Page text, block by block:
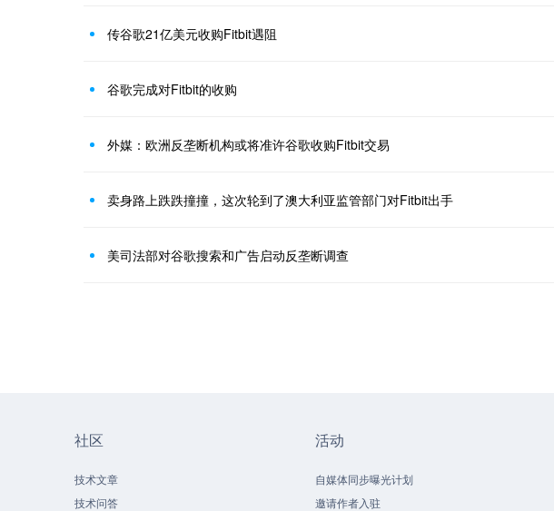
传谷歌21亿美元收购Fitbit遇阻
谷歌完成对Fitbit的收购
外媒：欧洲反垄断机构或将准许谷歌收购Fitbit交易
卖身路上跌跌撞撞，这次轮到了澳大利亚监管部门对Fitbit出手
美司法部对谷歌搜索和广告启动反垄断调查
社区
技术文章
技术问答
活动
自媒体同步曝光计划
邀请作者入驻